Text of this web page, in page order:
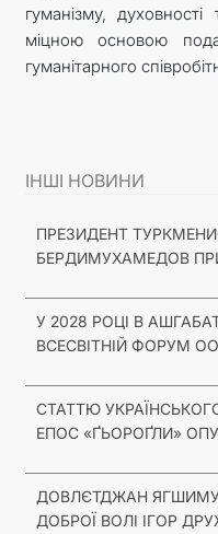
гуманізму,
міцною основою
гуманітарного
ІНШІ НОВИНИ
ПРЕЗИДЕНТ
БЕРДИМУХАМЕДОВ
У 2028 РОЦІ В
ВСЕСВІТНІЙ ФОРУМ
СТАТТЮ
ЕПОС «ҐЬОРОҐЛИ»
ДОВЛЄТДЖАН
ДОБРОЇ ВОЛІ ІГОР